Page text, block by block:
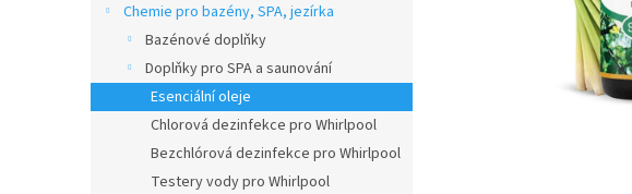
Chemie pro bazény, SPA, jezírka
Bazénové doplňky
Doplňky pro SPA a saunování
Esenciální oleje
Chlorová dezinfekce pro Whirlpool
Bezchlórová dezinfekce pro Whirlpool
Testery vody pro Whirlpool